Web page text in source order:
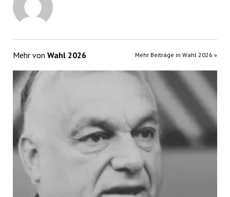
Mehr von Wahl 2026 Mehr Beiträge in Wahl 2026 »